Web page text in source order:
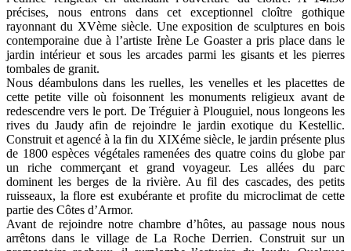
précises, nous entrons dans cet exceptionnel cloître gothique
rayonnant du XVème siècle. Une exposition de sculptures en bois
contemporaine due à l’artiste Irène Le Goaster a pris place dans le
jardin intérieur et sous les arcades parmi les gisants et les pierres
tombales de granit.
Nous déambulons dans les ruelles, les venelles et les placettes de
cette petite ville où foisonnent les monuments religieux avant de
redescendre vers le port. De Tréguier à Plouguiel, nous longeons les
rives du Jaudy afin de rejoindre le jardin exotique du Kestellic.
Construit et agencé à la fin du XIXéme siècle, le jardin présente plus
de 1800 espèces végétales ramenées des quatre coins du globe par
un riche commerçant et grand voyageur. Les allées du parc
dominent les berges de la rivière. Au fil des cascades, des petits
ruisseaux, la flore est exubérante et profite du microclimat de cette
partie des Côtes d’Armor.
Avant de rejoindre notre chambre d’hôtes, au passage nous nous
arrêtons dans le village de La Roche Derrien. Construit sur un